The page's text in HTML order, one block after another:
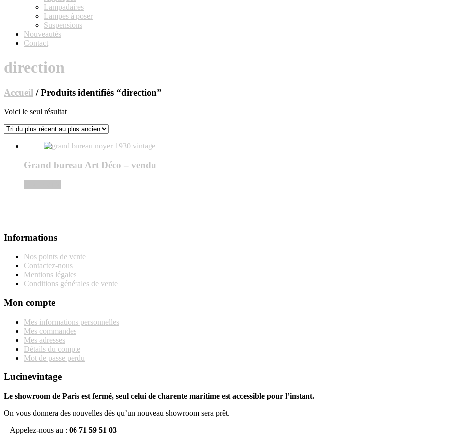
Lampadaires
Lampes à poser
Suspensions
Nouveautés
Contact
direction
Accueil / Produits identifiés “direction”
Voici le seul résultat
Grand bureau Art Déco – vendu
Informations
Nos points de vente
Contactez-nous
Mentions légales
Conditions générales de vente
Mon compte
Mes informations personnelles
Mes commandes
Mes adresses
Détails du compte
Mot de passe perdu
Lucinevintage
Le showroom de Paris est fermé, seul celui de charente maritime est accessible pour l’instant.
On vous donnera des nouvelles dès qu’un nouveau showroom sera prêt.
Appelez-nous au : 06 71 59 51 03